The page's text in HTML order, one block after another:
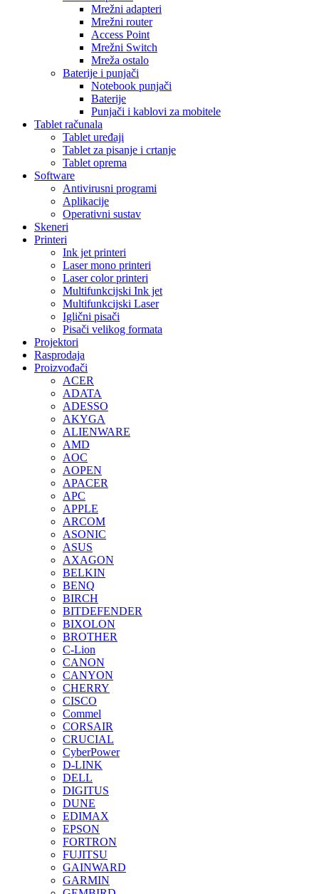
Mrežni adapteri
Mrežni router
Access Point
Mrežni Switch
Mreža ostalo
Baterije i punjači
Notebook punjači
Baterije
Punjači i kablovi za mobitele
Tablet računala
Tablet uređaji
Tablet za pisanje i crtanje
Tablet oprema
Software
Antivirusni programi
Aplikacije
Operativni sustav
Skeneri
Printeri
Ink jet printeri
Laser mono printeri
Laser color printeri
Multifunkcijski Ink jet
Multifunkcijski Laser
Iglični pisači
Pisači velikog formata
Projektori
Rasprodaja
Proizvođači
ACER
ADATA
ADESSO
AKYGA
ALIENWARE
AMD
AOC
AOPEN
APACER
APC
APPLE
ARCOM
ASONIC
ASUS
AXAGON
BELKIN
BENQ
BIRCH
BITDEFENDER
BIXOLON
BROTHER
C-Lion
CANON
CANYON
CHERRY
CISCO
Commel
CORSAIR
CRUCIAL
CyberPower
D-LINK
DELL
DIGITUS
DUNE
EDIMAX
EPSON
FORTRON
FUJITSU
GAINWARD
GARMIN